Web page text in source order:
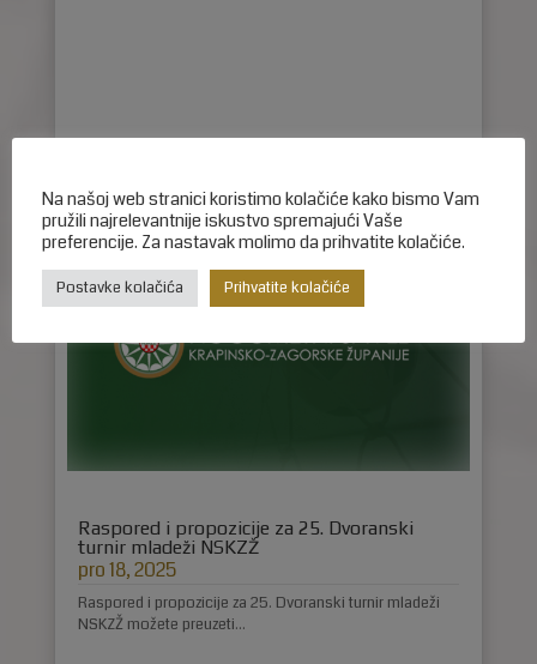
Raspored i propozicije za 25. Dvoranski
turnir mladeži NSKZŽ
pro 18, 2025
Raspored i propozicije za 25. Dvoranski turnir mladeži
NSKZŽ možete preuzeti...
Na našoj web stranici koristimo kolačiće kako bismo Vam
pružili najrelevantnije iskustvo spremajući Vaše
preferencije. Za nastavak molimo da prihvatite kolačiće.
Postavke kolačića Prihvatite kolačiće